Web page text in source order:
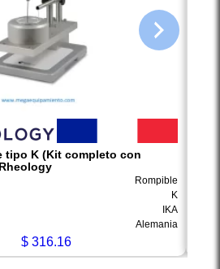
tipo K (Kit completo con
Rompible
K
IKA
Alemania
$ 316.16